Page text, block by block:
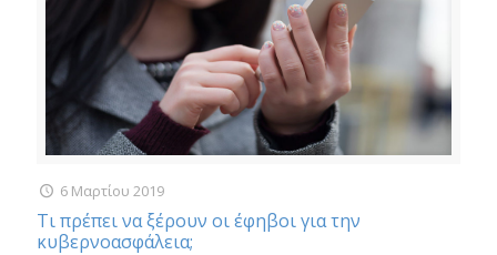
6 Μαρτίου 2019
Τι πρέπει να ξέρουν οι έφηβοι για την
κυβερνοασφάλεια;